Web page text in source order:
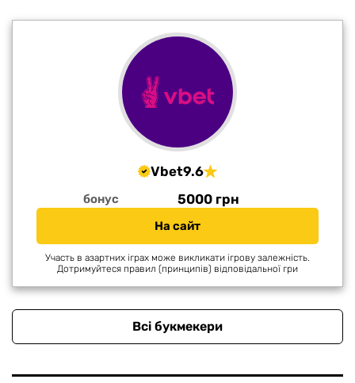
Vbet9.6
бонус 5000 грн
На сайт
Участь в азартних іграх може викликати ігрову залежність.
Дотримуйтеся правил (принципів) відповідальної гри
Всі букмекери